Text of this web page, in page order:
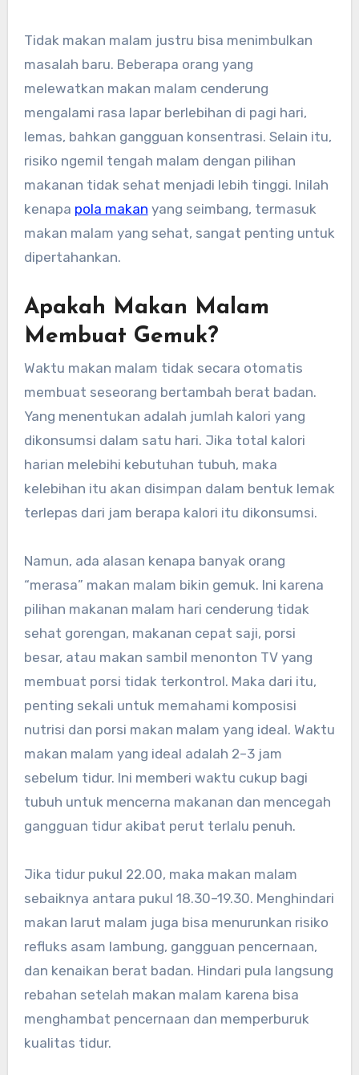
Tidak makan malam justru bisa menimbulkan
masalah baru. Beberapa orang yang
melewatkan makan malam cenderung
mengalami rasa lapar berlebihan di pagi hari,
lemas, bahkan gangguan konsentrasi. Selain itu,
risiko ngemil tengah malam dengan pilihan
makanan tidak sehat menjadi lebih tinggi. Inilah
kenapa pola makan yang seimbang, termasuk
makan malam yang sehat, sangat penting untuk
dipertahankan.
Apakah Makan Malam
Membuat Gemuk?
Waktu makan malam tidak secara otomatis
membuat seseorang bertambah berat badan.
Yang menentukan adalah jumlah kalori yang
dikonsumsi dalam satu hari. Jika total kalori
harian melebihi kebutuhan tubuh, maka
kelebihan itu akan disimpan dalam bentuk lemak
terlepas dari jam berapa kalori itu dikonsumsi.
Namun, ada alasan kenapa banyak orang
“merasa” makan malam bikin gemuk. Ini karena
pilihan makanan malam hari cenderung tidak
sehat gorengan, makanan cepat saji, porsi
besar, atau makan sambil menonton TV yang
membuat porsi tidak terkontrol. Maka dari itu,
penting sekali untuk memahami komposisi
nutrisi dan porsi makan malam yang ideal. Waktu
makan malam yang ideal adalah 2–3 jam
sebelum tidur. Ini memberi waktu cukup bagi
tubuh untuk mencerna makanan dan mencegah
gangguan tidur akibat perut terlalu penuh.
Jika tidur pukul 22.00, maka makan malam
sebaiknya antara pukul 18.30–19.30. Menghindari
makan larut malam juga bisa menurunkan risiko
refluks asam lambung, gangguan pencernaan,
dan kenaikan berat badan. Hindari pula langsung
rebahan setelah makan malam karena bisa
menghambat pencernaan dan memperburuk
kualitas tidur.